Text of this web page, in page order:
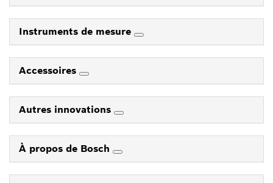
Instruments de mesure
Accessoires
Autres innovations
À propos de Bosch